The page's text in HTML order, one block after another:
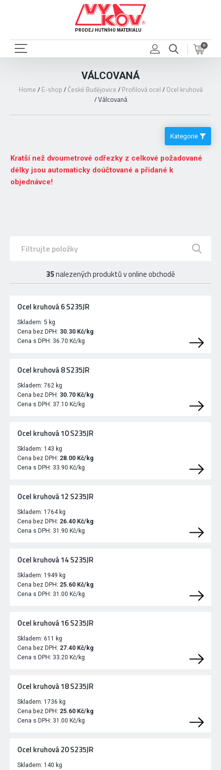
PRODEJ HUTNÍHO MATERIÁLU
0
VÁLCOVANÁ
Home / E-shop / České Budějovice / Profilová ocel / Ocel kruhová
/Válcovaná
Kategorie
Kratší než dvoumetrové odřezky z celkové požadované
délky jsou automaticky doúčtované a přidané k
objednávce!
35nalezených produktů v online obchodě
Ocel kruhová 6 S235JR
Skladem: 5 kg
Cena bez DPH: 30.30 Kč/kg
Cena s DPH: 36.70 Kč/kg
Ocel kruhová 8 S235JR
Skladem: 762 kg
Cena bez DPH: 30.70 Kč/kg
Cena s DPH: 37.10 Kč/kg
Ocel kruhová 10 S235JR
Skladem: 143 kg
Cena bez DPH: 28.00 Kč/kg
Cena s DPH: 33.90 Kč/kg
Ocel kruhová 12 S235JR
Skladem: 1764 kg
Cena bez DPH: 26.40 Kč/kg
Cena s DPH: 31.90 Kč/kg
Ocel kruhová 14 S235JR
Skladem: 1949 kg
Cena bez DPH: 25.60 Kč/kg
Cena s DPH: 31.00 Kč/kg
Ocel kruhová 16 S235JR
Skladem: 611 kg
Cena bez DPH: 27.40 Kč/kg
Cena s DPH: 33.20 Kč/kg
Ocel kruhová 18 S235JR
Skladem: 1736 kg
Cena bez DPH: 25.60 Kč/kg
Cena s DPH: 31.00 Kč/kg
Ocel kruhová 20 S235JR
Skladem: 140 kg